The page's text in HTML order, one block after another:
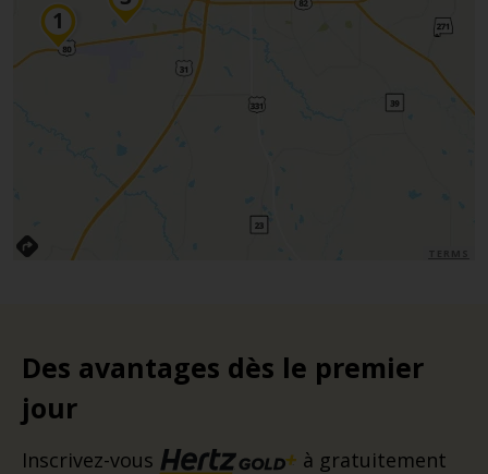
Des avantages dès le premier
jour
Inscrivez-vous à gratuitement